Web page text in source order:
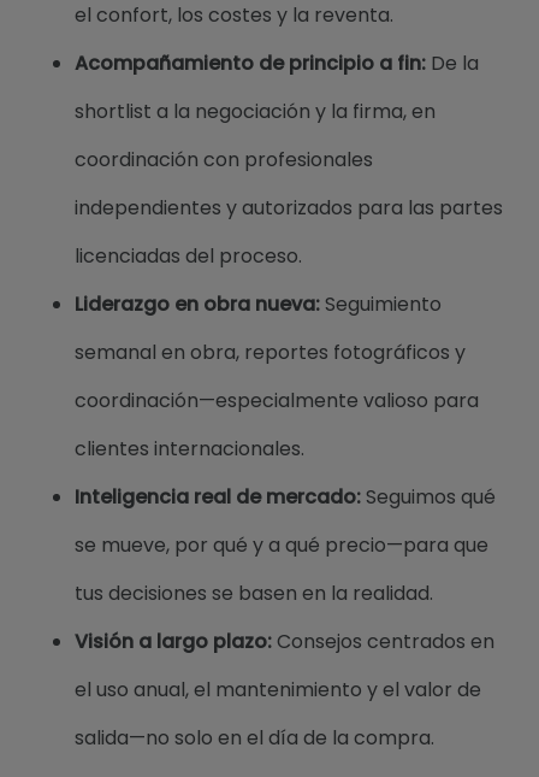
el confort, los costes y la reventa.
Acompañamiento de principio a fin: De la
shortlist a la negociación y la firma, en
coordinación con profesionales
independientes y autorizados para las partes
licenciadas del proceso.
Liderazgo en obra nueva:Seguimiento
semanal en obra, reportes fotográficos y
coordinación—especialmente valioso para
clientes internacionales.
Inteligencia real de mercado:Seguimos qué
se mueve, por qué y a qué precio—para que
tus decisiones se basen en la realidad.
Visión a largo plazo:Consejos centrados en
el uso anual, el mantenimiento y el valor de
salida—no solo en el día de la compra.